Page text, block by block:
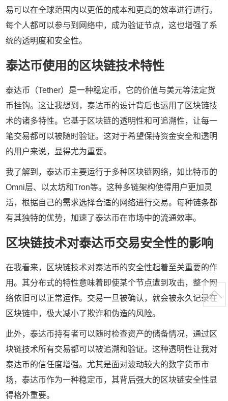
易可以在全球范围内以更低的成本和更高的效率进行进行。
每个人都可以参与到网络中，成为验证节点，这也增强了系
统的透明度和安全性。
泰达币使用的区块链技术特性
泰达币（Tether）是一种稳定币，它的价值与美元等法定货
币挂钩。这让我想到，泰达币的设计背后也运用了区块链技
术的诸多特性。它基于区块链的透明性和可追溯性，让每一
笔交易都可以被随时验证。这对于希望保持资金安全和透明
的用户来说，显得尤为重要。
我了解到，泰达币主要运行于多种区块链网络，如比特币的
Omni层、以太坊和Tron等。这种多链架构使得用户更加灵
活，根据自己的需求选择合适的网络进行交易。每种链条都
有其独特的优势，加速了泰达币在市场中的流通效率。
区块链技术对泰达币交易安全性的影响
在我看来，区块链技术对泰达币的安全性起着至关重要的作
用。其分布式的特性意味着即使某个节点遭到攻击，整个网
络依旧可以正常运作。交易一旦被确认，就会被永久记录在
区块链中，极大减小了欺诈和伪造的风险。
此外，泰达币持有者可以随时检查资产的储备情况，通过区
块链技术所有交易都可以被追溯和验证。这种透明性让我对
泰达币的信任度增强。尤其是面对波动较大的数字货币市
场，泰达币作为一种稳定币，其背后强大的区块链安全性显
得格外重要。